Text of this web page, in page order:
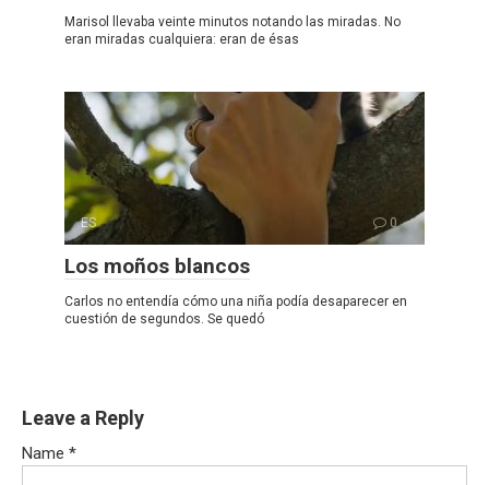
Marisol llevaba veinte minutos notando las miradas. No
eran miradas cualquiera: eran de ésas
ES 0
Los moños blancos
Carlos no entendía cómo una niña podía desaparecer en
cuestión de segundos. Se quedó
Leave a Reply
Name *